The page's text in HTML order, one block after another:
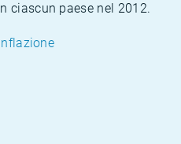
ciascun paese nel 2012.